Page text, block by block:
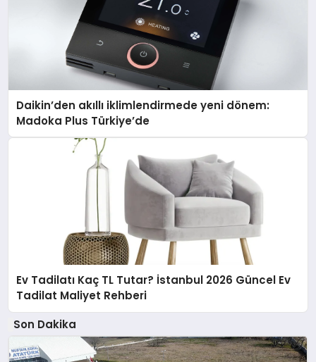
Daikin’den akıllı iklimlendirmede yeni dönem:
Madoka Plus Türkiye’de
Ev Tadilatı Kaç TL Tutar? İstanbul 2026 Güncel Ev
Tadilat Maliyet Rehberi
Son Dakika